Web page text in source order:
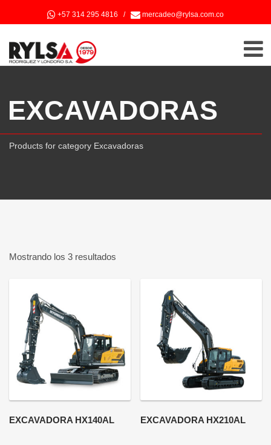
+57 314 295 4816 / mercadeo@rylsa.com.co
EXCAVADORAS
Products for category Excavadoras
Mostrando los 3 resultados
EXCAVADORA HX140AL EXCAVADORA HX210AL